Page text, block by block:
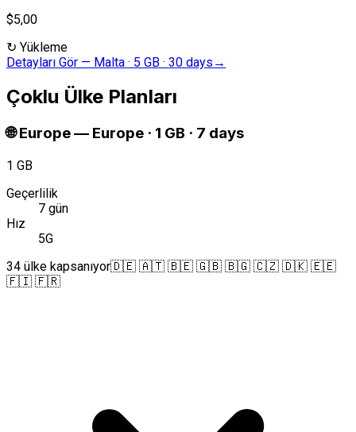
$5,00
↻ Yükleme
Detayları Gör — Malta · 5 GB · 30 days →
Çoklu Ülke Planları
🌐 Europe— Europe · 1 GB · 7 days
1 GB
Geçerlilik
7 gün
Hız
5G
34 ülke kapsanıyor🇩🇪 🇦🇹 🇧🇪 🇬🇧 🇧🇬 🇨🇿 🇩🇰 🇪🇪
🇫🇮 🇫🇷